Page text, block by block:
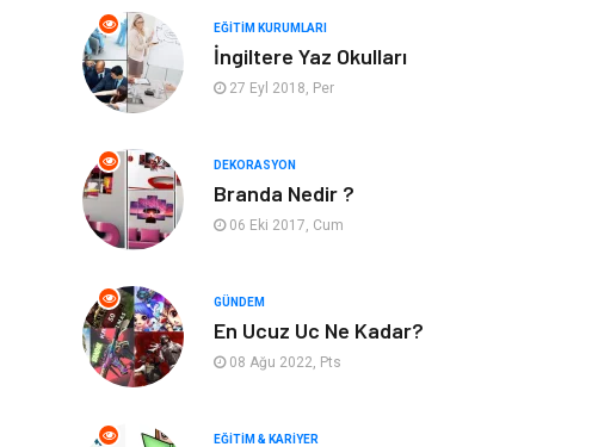
Tatil Eğlence
Bahçe Ev Maden ve Metal
Hizmet Eğitim Kurumları
Organizasyon Plastik
Emlak
Finans & Ekonomi Mobilya
Ürünler
EĞITIM KURUMLARI
İngiltere Yaz Okulları
27 Eyl 2018, Per
DEKORASYON
Branda Nedir ?
06 Eki 2017, Cum
GÜNDEM
En Ucuz Uc Ne Kadar?
08 Ağu 2022, Pts
EĞITIM & KARIYER